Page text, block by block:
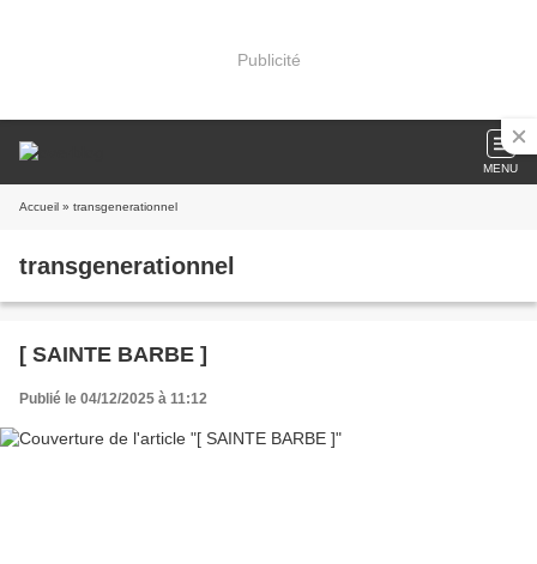
Publicité
MENU
Accueil » transgenerationnel
transgenerationnel
[ SAINTE BARBE ]
Publié le 04/12/2025 à 11:12